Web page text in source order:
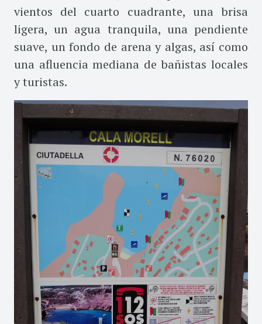
vientos del cuarto cuadrante, una brisa
ligera, un agua tranquila, una pendiente
suave, un fondo de arena y algas, así como
una afluencia mediana de bañistas locales
y turistas.